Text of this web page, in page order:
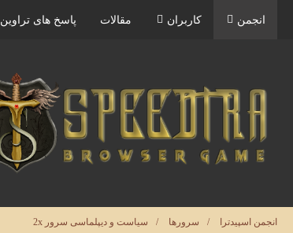
انجمن کاربران مقالات پاسخ های تراوین
انجمن اسپیدترا سرورها سیاست و‌ دیپلماسی سرور 2x